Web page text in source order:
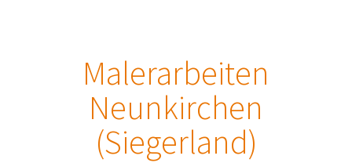
Malerarbeiten
Neunkirchen
(Siegerland)